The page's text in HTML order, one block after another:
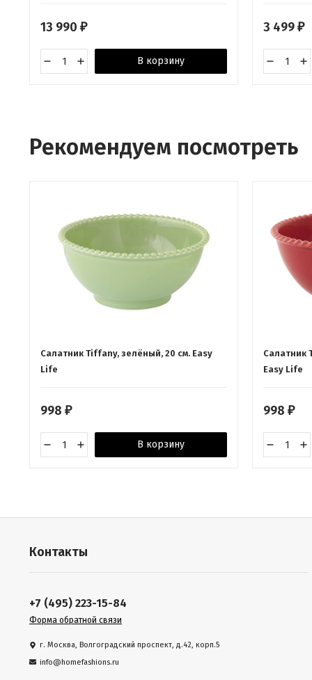
13 990 ₽
В корзину
3 499 ₽
Рекомендуем посмотреть
Салатник Tiffany, зелёный, 20 см. Easy
Life
998 ₽
В корзину
Салатник
Easy Life
998 ₽
Контакты
+7 (495) 223-15-84
Форма обратной связи
г. Москва, Волгоградский проспект, д.42, корп.5
info@homefashions.ru